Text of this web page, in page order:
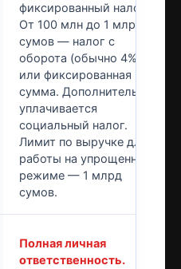
фиксированный налог.
От 100 млн до 1 млрд
сумов — налог с
оборота (обычно 4%)
или фиксированная
сумма. Дополнительно
уплачивается
социальный налог.
Лимит по выручке для
работы на упрощенном
режиме — 1 млрд
сумов.
Полная личная
ответственность.